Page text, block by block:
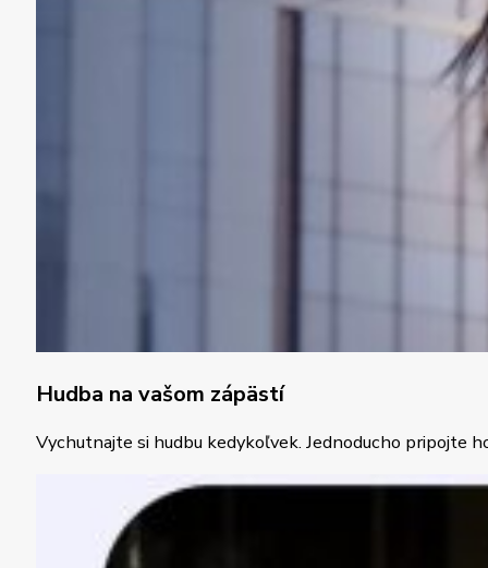
Hudba na vašom zápästí
Vychutnajte si hudbu kedykoľvek. Jednoducho pripojte